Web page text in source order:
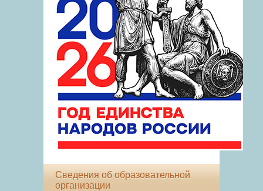
Сведения об образовательной
организации